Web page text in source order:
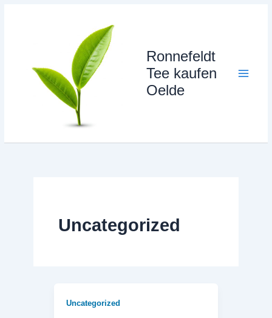
Ronnefeldt
Tee kaufen
Oelde
Uncategorized
Uncategorized